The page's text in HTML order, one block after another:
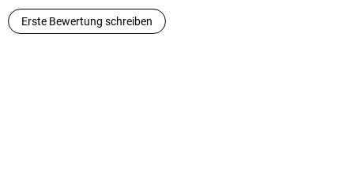
Erste Bewertung schreiben